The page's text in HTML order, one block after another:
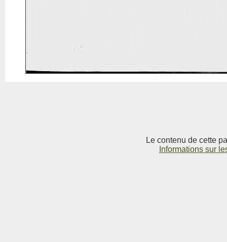
Le contenu de cette
Informations sur